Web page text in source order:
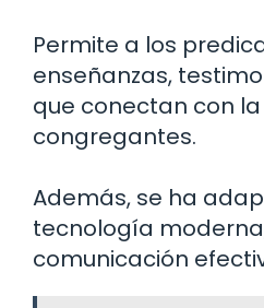
Permite a los
enseñanzas,
que conectan con
congregantes.
Además, se ha
tecnología
comunicación